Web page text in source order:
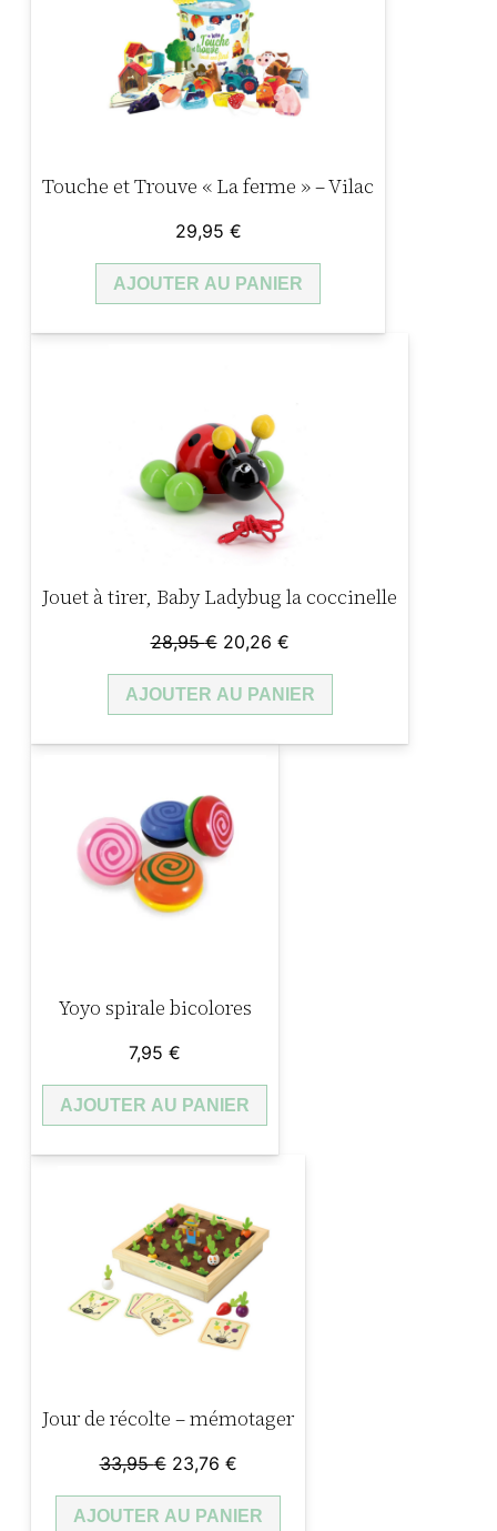
Touche et Trouve « La ferme » – Vilac
29,95 €
AJOUTER AU PANIER
Jouet à tirer, Baby Ladybug la coccinelle
28,95€ Le
prix
initial
28,95 €.
20,26 €Le
prix
actuel
20,26 €.
AJOUTER AU PANIER
Yoyo spirale bicolores
7,95 €
AJOUTER AU PANIER
Jour de récolte – mémotager
33,95€ Le
prix
initial
23,76 €Le
prix
actuel
AJOUTER AU PANIER